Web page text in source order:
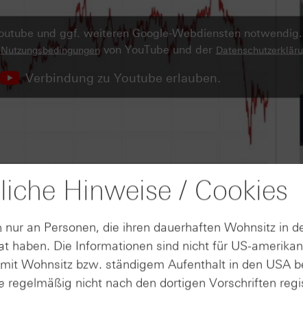
und ggf. weiteren Google-Webdiensten
Nutzungsbedingungen von YouTube und der
Verbindung zu Youtube erlauben.
Hinweise / Cookies
an Personen, die ihren dauerhaften Wohnsitz in
haben. Die Informationen sind nicht für US-
Wohnsitz bzw. ständigem Aufenthalt in den USA
regelmäßig nicht nach den dortigen Vorschriften